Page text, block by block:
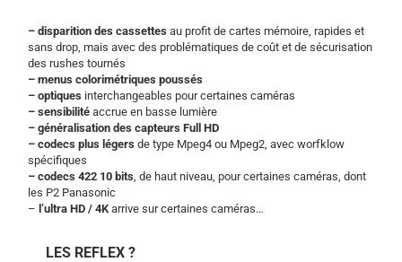
– disparition des cassettes au profit de cartes mémoire, rapides et
sans drop, mais avec des problématiques de coût et de sécurisation
des rushes tournés
– menus colorimétriques poussés
– optiques interchangeables pour certaines caméras
– sensibilité accrue en basse lumière
– généralisation des capteurs Full HD
– codecs plus légers de type Mpeg4 ou Mpeg2, avec worfklow
spécifiques
– codecs 422 10 bits , de haut niveau, pour certaines caméras, dont
les P2 Panasonic
–l’ultra HD / 4K arrive sur certaines caméras…
LES REFLEX ?